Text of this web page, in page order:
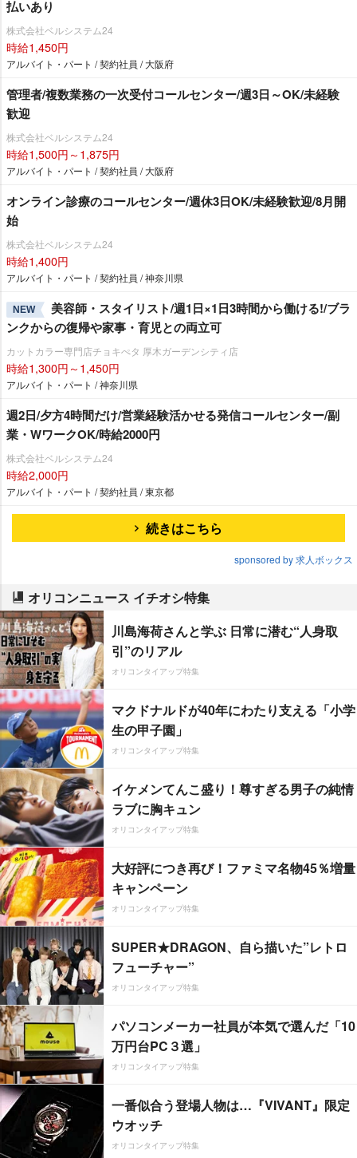
払いあり
株式会社ベルシステム24
時給1,450円
アルバイト・パート / 契約社員 / 大阪府
管理者/複数業務の一次受付コールセンター/週3日～OK/未経験
歓迎
株式会社ベルシステム24
時給1,500円～1,875円
アルバイト・パート / 契約社員 / 大阪府
オンライン診療のコールセンター/週休3日OK/未経験歓迎/8月開
始
株式会社ベルシステム24
時給1,400円
アルバイト・パート / 契約社員 / 神奈川県
NEW
美容師・スタイリスト/週1日×1日3時間から働ける!/ブラ
ンクからの復帰や家事・育児との両立可
カットカラー専門店チョキぺタ 厚木ガーデンシティ店
時給1,300円～1,450円
アルバイト・パート / 神奈川県
週2日/夕方4時間だけ/営業経験活かせる発信コールセンター/副
業・WワークOK/時給2000円
株式会社ベルシステム24
時給2,000円
アルバイト・パート / 契約社員 / 東京都
続きはこちら
sponsored by 求人ボックス
オリコンニュース イチオシ特集
川島海荷さんと学ぶ 日常に潜む“人身取
引”のリアル
オリコンタイアップ特集
マクドナルドが40年にわたり支える「小学
生の甲子園」
オリコンタイアップ特集
イケメンてんこ盛り！尊すぎる男子の純情
ラブに胸キュン
オリコンタイアップ特集
大好評につき再び！ファミマ名物45％増量
キャンペーン
オリコンタイアップ特集
SUPER★DRAGON、自ら描いた”レトロ
フューチャー”
オリコンタイアップ特集
パソコンメーカー社員が本気で選んだ「10
万円台PC３選」
オリコンタイアップ特集
一番似合う登場人物は…『VIVANT』限定
ウオッチ
オリコンタイアップ特集